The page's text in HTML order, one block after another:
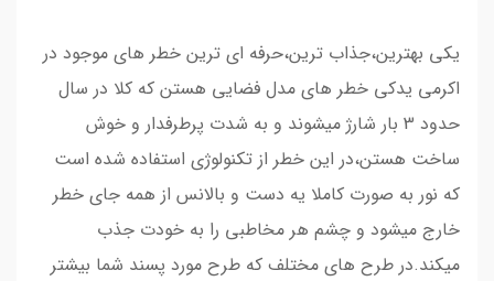
​​​​یکی بهترین،جذاب ترین،حرفه ای ترین خطر های موجود در
اکرمی یدکی خطر های مدل فضایی هستن که کلا در سال
حدود 3 بار شارژ میشوند و به شدت پرطرفدار و خوش
ساخت هستن،در این خطر از تکنولوژی استفاده شده است
که نور به صورت کاملا یه دست و بالانس از همه جای خطر
خارج میشود و چشم هر مخاطبی را به خودت جذب
میکند.در طرح های مختلف که طرح مورد پسند شما بیشتر